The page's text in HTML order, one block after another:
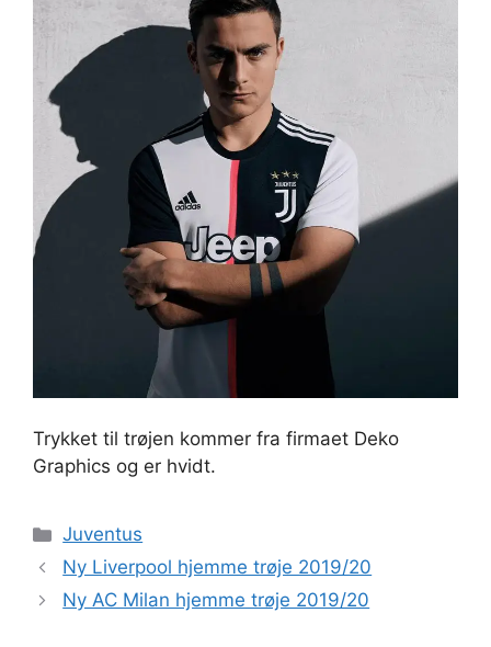
Trykket til trøjen kommer fra firmaet Deko
Graphics og er hvidt.
Kategorier
Juventus
Ny Liverpool hjemme trøje 2019/20
Ny AC Milan hjemme trøje 2019/20